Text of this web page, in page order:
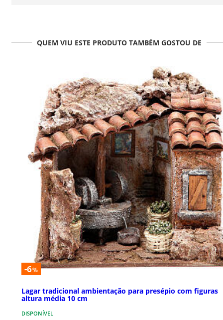
QUEM VIU ESTE PRODUTO TAMBÉM GOSTOU DE
-6%
Lagar tradicional ambientação para presépio com figuras
altura média 10 cm
DISPONÍVEL